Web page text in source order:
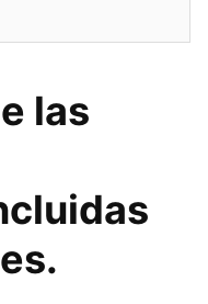
las